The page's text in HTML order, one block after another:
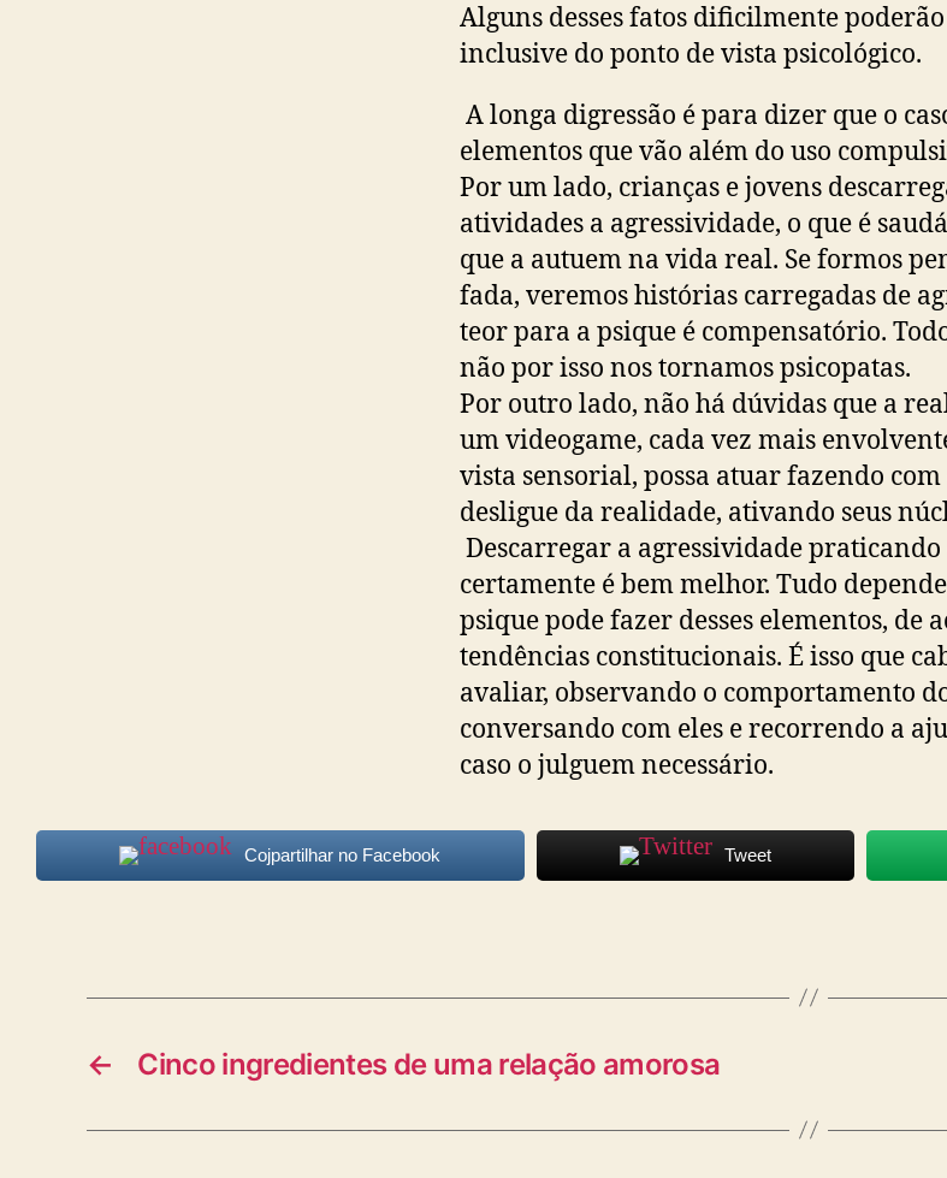
Alguns desses fatos dificilmente
inclusive do ponto de vista psicológico.
A longa digressão é para dizer que o
elementos que vão além do uso
Por um lado, crianças e jovens
atividades a agressividade, o que é
que a autuem na vida real. Se formos
fada, veremos histórias carregadas de
teor para a psique é compensatório.
não por isso nos tornamos psicopatas.
Por outro lado, não há dúvidas que a
um videogame, cada vez mais
vista sensorial, possa atuar fazendo com
desligue da realidade, ativando seus
Descarregar a agressividade praticando
certamente é bem melhor. Tudo
psique pode fazer desses elementos, de
tendências constitucionais. É isso que
avaliar, observando o comportamento
conversando com eles e recorrendo a
caso o julguem necessário.
Cojpartilhar no Facebook Tweet
← Cinco ingredientes de uma relação amorosa